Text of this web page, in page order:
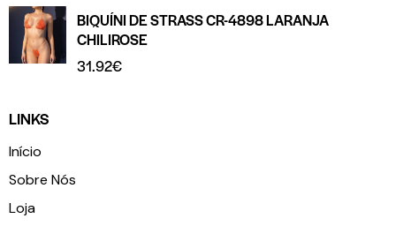
BIQUÍNI DE STRASS CR-4898 LARANJA
CHILIROSE
31.92€
LINKS
Início
Sobre Nós
Loja